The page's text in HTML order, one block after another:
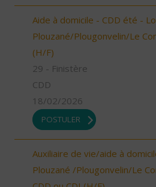
Aide à domicile - CDD été -
Plouzané/Plougonvelin/Le
(H/F)
29 - Finistère
CDD
18/02/2026
POSTULER
Auxiliaire de vie/aide à
Plouzané /Plougonvelin/Le